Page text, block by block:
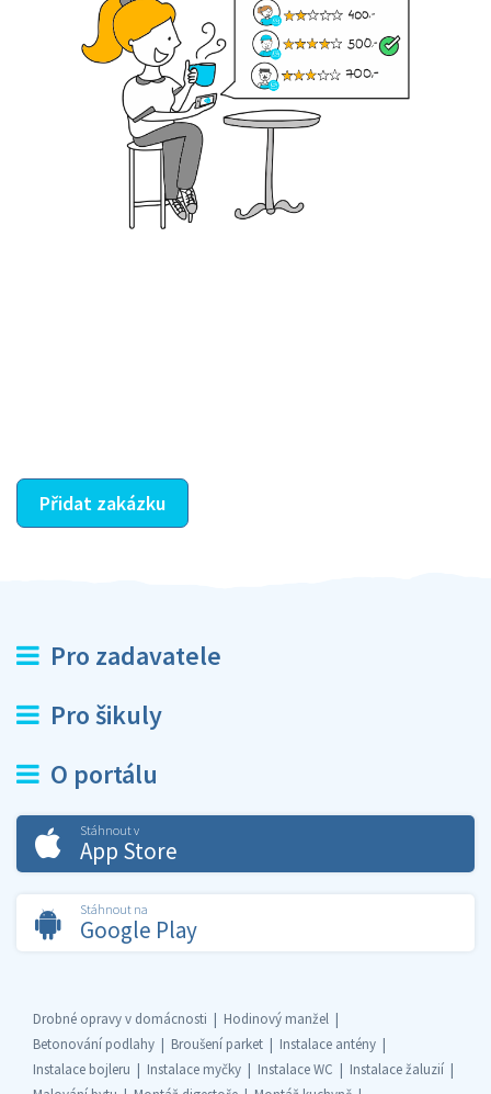
Přidat zakázku
Pro zadavatele
Pro šikuly
O portálu
Stáhnout v
App Store
Stáhnout na
Google Play
Drobné opravy v domácnosti
Hodinový manžel
Betonování podlahy
Broušení parket
Instalace antény
Instalace bojleru
Instalace myčky Instalace WC
Instalace žaluzií